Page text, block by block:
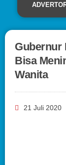
Gubernur
Bisa
Wanita
21 Juli 2020